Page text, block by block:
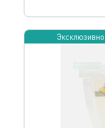
Эксклюзивно